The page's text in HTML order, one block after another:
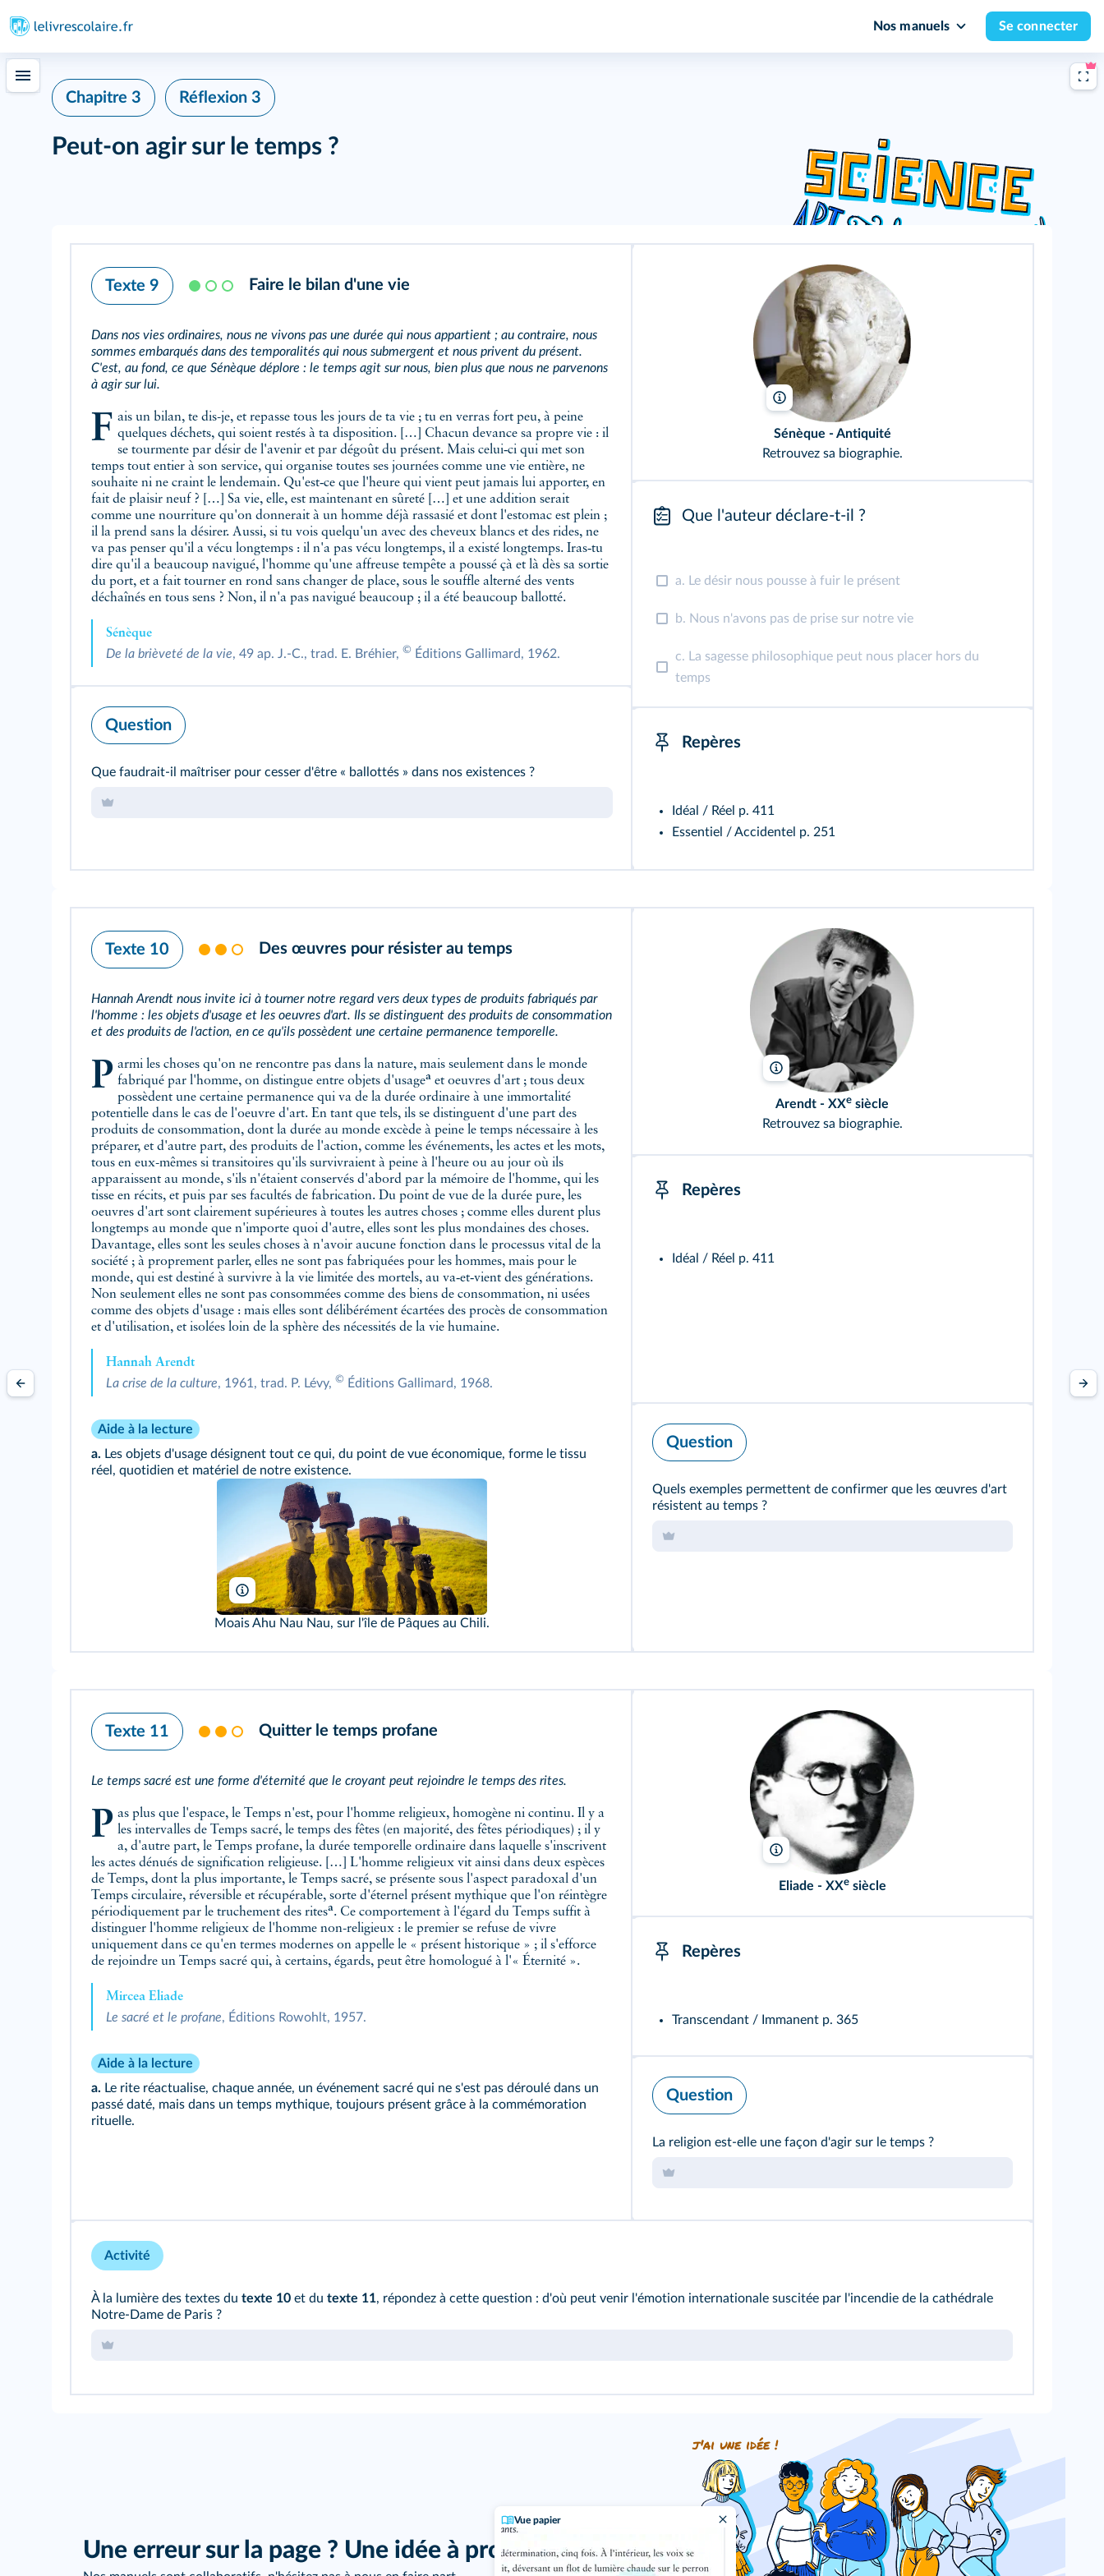
Nos manuels Se connecter
Vue papier
Chapitre 3 Réflexion 3
Peut-on agir sur le temps ?
Texte 9 Faire le bilan d'une vie
Dans nos vies ordinaires, nous ne vivons pas une durée qui nous appartient ; au contraire, nous
sommes embarqués dans des temporalités qui nous submergent et nous privent du présent.
C'est, au fond, ce que Sénèque déplore : le temps agit sur nous, bien plus que nous ne parvenons
à agir sur lui.
Fais un bilan, te dis-je, et repasse tous les jours de ta vie ; tu en verras fort peu, à peine quelques déchets, qui soient restés à ta disposition. […] Chacun devance sa propre vie : il
se tourmente par désir de l'avenir et par dégoût du présent. Mais celui‑ci qui met son
temps tout entier à son service, qui organise toutes ses journées comme une vie entière, ne
souhaite ni ne craint le lendemain. Qu'est‑ce que l'heure qui vient peut jamais lui apporter, en
fait de plaisir neuf ? […] Sa vie, elle, est maintenant en sûreté […] et une addition serait
comme une nourriture qu'on donnerait à un homme déjà rassasié et dont l'estomac est plein ;
il la prend sans la désirer. Aussi, si tu vois quelqu'un avec des cheveux blancs et des rides, ne
va pas penser qu'il a vécu longtemps : il n'a pas vécu longtemps, il a existé longtemps. Iras‑tu
dire qu'il a beaucoup navigué, l'homme qu'une affreuse tempête a poussé çà et là dès sa sortie
du port, et a fait tourner en rond sans changer de place, sous le souffle alterné des vents
déchaînés en tous sens ? Non, il n'a pas navigué beaucoup ; il a été beaucoup ballotté.
Sénèque
De la brièveté de la vie, 49 ap. J.-C., trad. E. Bréhier, © Éditions Gallimard, 1962.
Question
Que faudrait-il maîtriser pour cesser d'être « ballottés » dans nos existences ?
Calidius/Wikimedia
Sénèque - Antiquité
Retrouvez sa biographie.
Que l'auteur déclare-t-il ?
a. Le désir nous pousse à fuir le présent
b. Nous n'avons pas de prise sur notre vie
c. La sagesse philosophique peut nous placer hors du
temps
Repères
Idéal / Réel p. 411
Essentiel / Accidentel p. 251
Texte 10 Des œuvres pour résister au temps
Hannah Arendt nous invite ici à tourner notre regard vers deux types de produits fabriqués par
l'homme : les objets d'usage et les oeuvres d'art. Ils se distinguent des produits de consommation
et des produits de l'action, en ce qu'ils possèdent une certaine permanence temporelle.
Parmi les choses qu'on ne rencontre pas dans la nature, mais seulement dans le monde fabriqué par l'homme, on distingue entre objets d'usageaet oeuvres d'art ; tous deux
possèdent une certaine permanence qui va de la durée ordinaire à une immortalité
potentielle dans le cas de l'oeuvre d'art. En tant que tels, ils se distinguent d'une part des
produits de consommation, dont la durée au monde excède à peine le temps nécessaire à les
préparer, et d'autre part, des produits de l'action, comme les événements, les actes et les mots,
tous en eux-mêmes si transitoires qu'ils survivraient à peine à l'heure ou au jour où ils
apparaissent au monde, s'ils n'étaient conservés d'abord par la mémoire de l'homme, qui les
tisse en récits, et puis par ses facultés de fabrication. Du point de vue de la durée pure, les
oeuvres d'art sont clairement supérieures à toutes les autres choses ; comme elles durent plus
longtemps au monde que n'importe quoi d'autre, elles sont les plus mondaines des choses.
Davantage, elles sont les seules choses à n'avoir aucune fonction dans le processus vital de la
société ; à proprement parler, elles ne sont pas fabriquées pour les hommes, mais pour le
monde, qui est destiné à survivre à la vie limitée des mortels, au va‑et‑vient des générations.
Non seulement elles ne sont pas consommées comme des biens de consommation, ni usées
comme des objets d'usage : mais elles sont délibérément écartées des procès de consommation
et d'utilisation, et isolées loin de la sphère des nécessités de la vie humaine.
Hannah Arendt
La crise de la culture, 1961, trad. P. Lévy, © Éditions Gallimard, 1968.
Aide à la lecture
a. Les objets d'usage désignent tout ce qui, du point de vue économique, forme le tissu
réel, quotidien et matériel de notre existence.
Erlantz Pérez Rodriguez/Alamy
Moais Ahu Nau Nau, sur l'île de Pâques au Chili.
Fred Stein/Bridgeman
Arendt - XXe siècle
Retrouvez sa biographie.
Repères
Idéal / Réel p. 411
Question
Quels exemples permettent de confirmer que les œuvres d'art
résistent au temps ?
Texte 11 Quitter le temps profane
Le temps sacré est une forme d'éternité que le croyant peut rejoindre le temps des rites.
Pas plus que l'espace, le Temps n'est, pour l'homme religieux, homogène ni continu. Il y a les intervalles de Temps sacré, le temps des fêtes (en majorité, des fêtes périodiques) ; il y
a, d'autre part, le Temps profane, la durée temporelle ordinaire dans laquelle s'inscrivent
les actes dénués de signification religieuse. […] L'homme religieux vit ainsi dans deux espèces
de Temps, dont la plus importante, le Temps sacré, se présente sous l'aspect paradoxal d'un
Temps circulaire, réversible et récupérable, sorte d'éternel présent mythique que l'on réintègre
périodiquement par le truchement des ritesa. Ce comportement à l'égard du Temps suffit à
distinguer l'homme religieux de l'homme non-religieux : le premier se refuse de vivre
uniquement dans ce qu'en termes modernes on appelle le « présent historique » ; il s'efforce
de rejoindre un Temps sacré qui, à certains, égards, peut être homologué à l'« Éternité ».
Mircea Eliade
Le sacré et le profane, Éditions Rowohlt, 1957.
Aide à la lecture
a. Le rite réactualise, chaque année, un événement sacré qui ne s'est pas déroulé dans un
passé daté, mais dans un temps mythique, toujours présent grâce à la commémoration
rituelle.
Crislia/Wikimedia
Eliade - XXesiècle
Repères
Transcendant / Immanent p. 365
Question
La religion est-elle une façon d'agir sur le temps ?
Activité
À la lumière des textes du texte 10 et du texte 11, répondez à cette question : d'où peut venir l'émotion internationale suscitée par l'incendie de la cathédrale
Notre-Dame de Paris ?
Une erreur sur la page ? Une idée à proposer ?
j'ai une idée !